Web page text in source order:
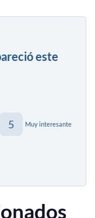
este
5 Muy interesante